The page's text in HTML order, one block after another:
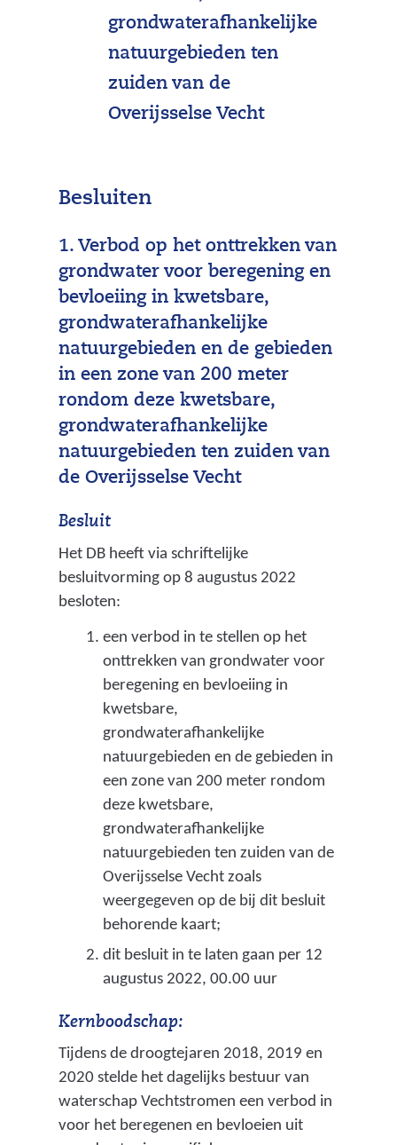
grondwaterafhankelijke
natuurgebieden ten
zuiden van de
Overijsselse Vecht
Besluiten
1. Verbod op het onttrekken van
grondwater voor beregening en
bevloeiing in kwetsbare,
grondwaterafhankelijke
natuurgebieden en de gebieden
in een zone van 200 meter
rondom deze kwetsbare,
grondwaterafhankelijke
natuurgebieden ten zuiden van
de Overijsselse Vecht
Besluit
Het DB heeft via schriftelijke
besluitvorming op 8 augustus 2022
besloten:
een verbod in te stellen op het
onttrekken van grondwater voor
beregening en bevloeiing in
kwetsbare,
grondwaterafhankelijke
natuurgebieden en de gebieden in
een zone van 200 meter rondom
deze kwetsbare,
grondwaterafhankelijke
natuurgebieden ten zuiden van de
Overijsselse Vecht zoals
weergegeven op de bij dit besluit
behorende kaart;
dit besluit in te laten gaan per 12
augustus 2022, 00.00 uur
Kernboodschap:
Tijdens de droogtejaren 2018, 2019 en
2020 stelde het dagelijks bestuur van
waterschap Vechtstromen een verbod in
voor het beregenen en bevloeien uit